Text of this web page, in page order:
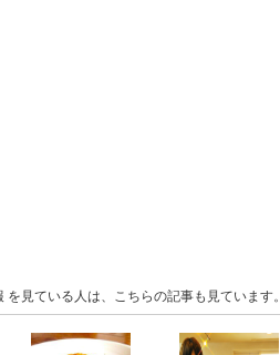
見ている人は、こちらの記事も見ています。